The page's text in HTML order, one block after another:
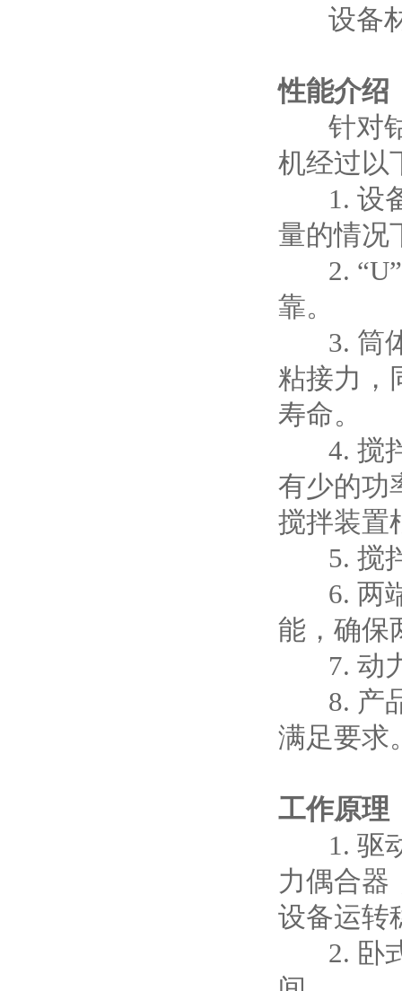
设备材
性能介绍
针对钴
机经过以
1. 设备
量的情况
2. “U”
靠。
3. 筒体
粘接力，
寿命。
4. 搅拌
有少的功
搅拌装置
5. 搅拌
6. 两端
能，确保
7. 动力
8. 产品
满足要求
工作原理
1. 驱动
力偶合器
设备运转
2. 卧式